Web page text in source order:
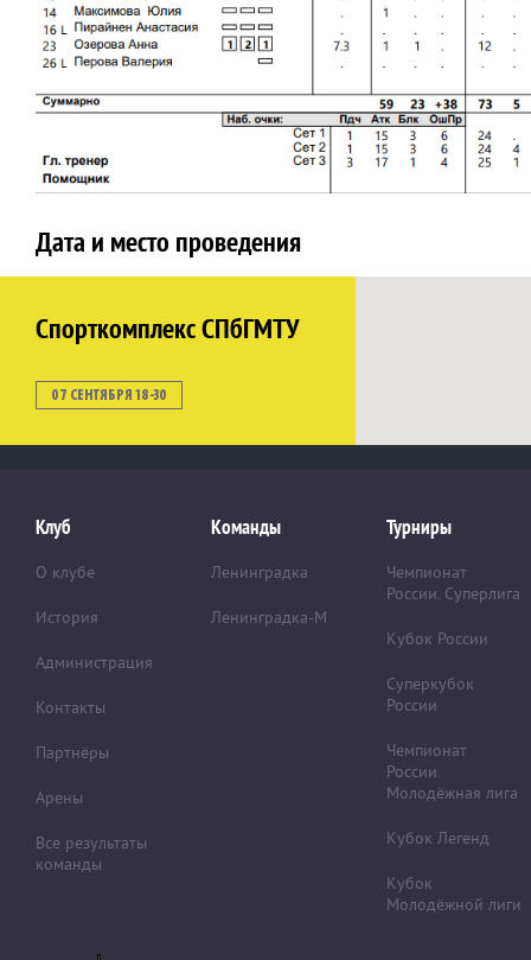
Дата и место проведения
Спорткомплекс СПбГМТУ
07 СЕНТЯБРЯ 18-30
Клуб
О клубе
История
Администрация
Контакты
Партнёры
Арены
Все результаты
команды
Команды
Ленинградка
Ленинградка-М
Турниры
Чемпионат
России. Суперлига
Кубок России
Суперкубок
России
Чемпионат
России.
Молодёжная лига
Кубок Легенд
Кубок
Молодёжной лиги